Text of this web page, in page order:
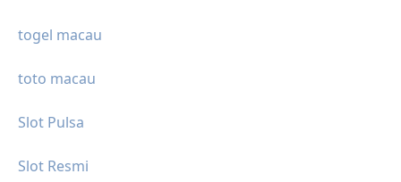
togel macau
toto macau
Slot Pulsa
Slot Resmi